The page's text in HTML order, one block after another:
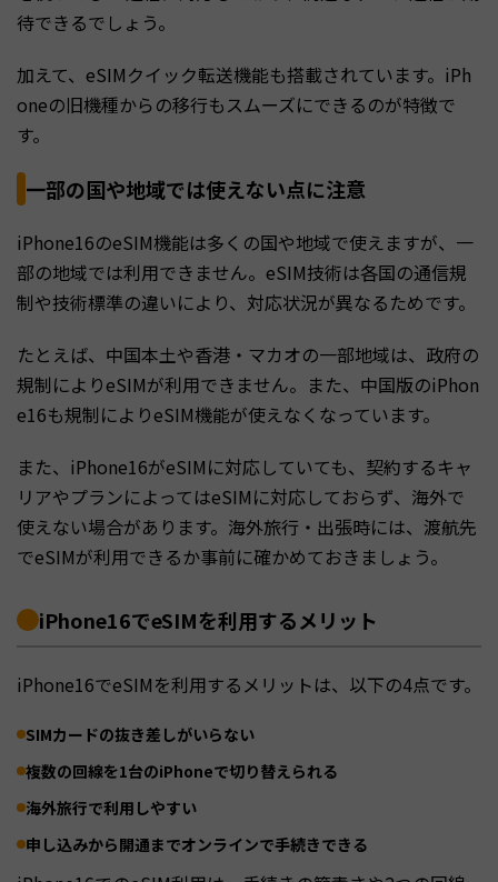
待できるでしょう。
加えて、eSIMクイック転送機能も搭載されています。iPh
oneの旧機種からの移行もスムーズにできるのが特徴で
す。
一部の国や地域では使えない点に注意
iPhone16のeSIM機能は多くの国や地域で使えますが、一
部の地域では利用できません。eSIM技術は各国の通信規
制や技術標準の違いにより、対応状況が異なるためです。
たとえば、中国本土や香港・マカオの一部地域は、政府の
規制によりeSIMが利用できません。また、中国版のiPhon
e16も規制によりeSIM機能が使えなくなっています。
また、iPhone16がeSIMに対応していても、契約するキャ
リアやプランによってはeSIMに対応しておらず、海外で
使えない場合があります。海外旅行・出張時には、渡航先
でeSIMが利用できるか事前に確かめておきましょう。
iPhone16でeSIMを利用するメリット
iPhone16でeSIMを利用するメリットは、以下の4点です。
SIMカードの抜き差しがいらない
複数の回線を1台のiPhoneで切り替えられる
海外旅行で利用しやすい
申し込みから開通までオンラインで手続きできる